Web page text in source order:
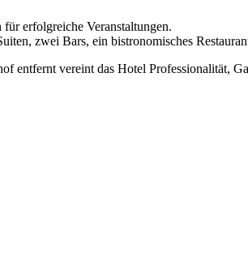
erfolgreiche Veranstaltungen.
zwei Bars, ein bistronomisches
vereint das Hotel Professionalität,